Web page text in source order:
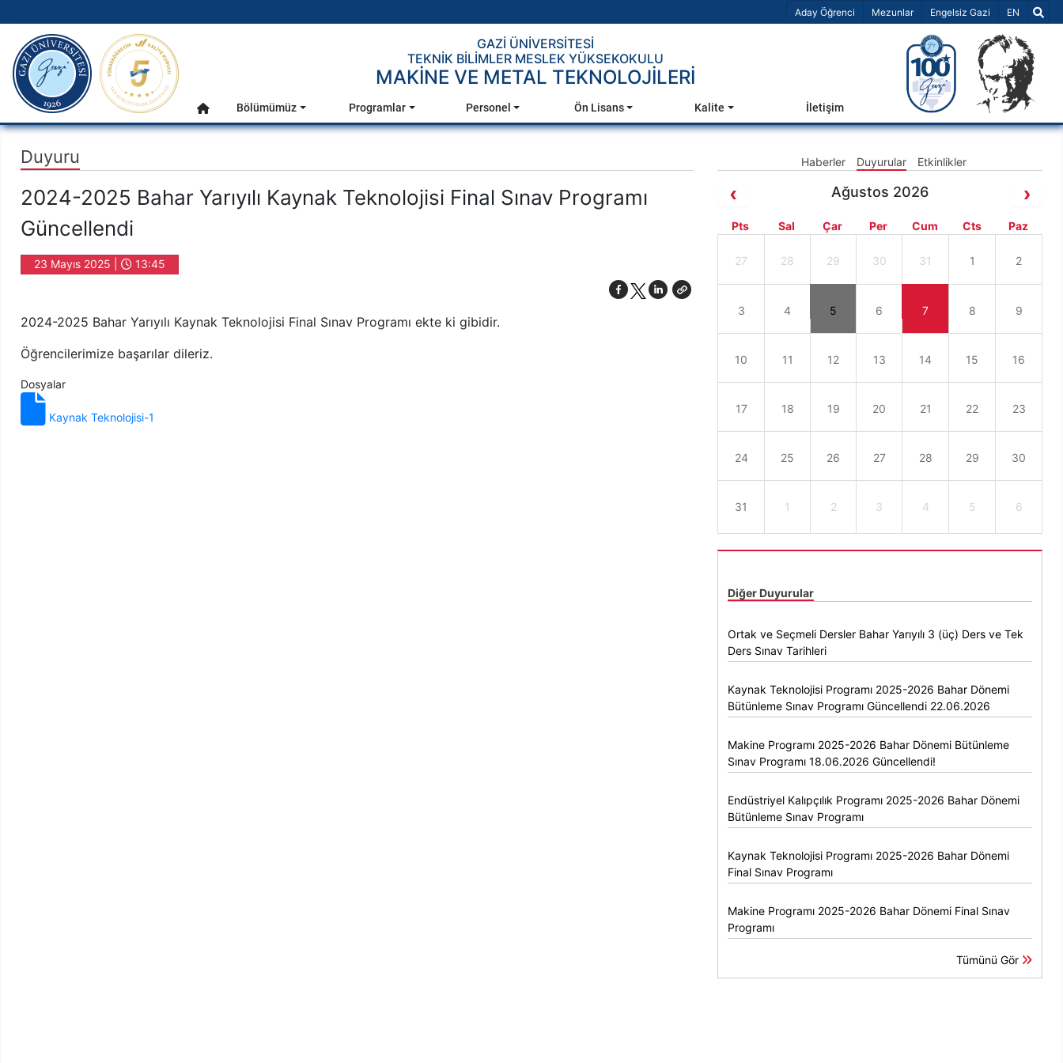
Aday Öğrenci Mezunlar Engelsiz Gazi Dil Seçiniz
EN
Ana Menü
gazi.edu.tr
GAZİ ÜNİVERSİTESİ
TEKNİK BİLİMLER MESLEK YÜKSEKOKULU
MAKİNE VE METAL TEKNOLOJİLERİ
Anasayfa
Bölümümüz Programlar Personel Ön Lisans Kalite İletişim
Duyuru Haberler Duyurular Etkinlikler
2024-2025 Bahar Yarıyılı Kaynak Teknolojisi Final Sınav Programı
Güncellendi
23 Mayıs 2025 | 13:45
2024-2025 Bahar Yarıyılı Kaynak Teknolojisi Final Sınav Programı ekte ki gibidir.
Öğrencilerimize başarılar dileriz.
Dosyalar
Kaynak Teknolojisi-1
Ağustos 2026
Pts Sal Çar Per Cum Cts Paz
27 28 29 30 31 1 2
3 4 5 6 7 8 9
10 11 12 13 14 15 16
17 18 19 20 21 22 23
24 25 26 27 28 29 30
31 1 2 3 4 5 6
Diğer Duyurular
Ortak ve Seçmeli Dersler Bahar Yarıyılı 3 (üç) Ders ve Tek
Ders Sınav Tarihleri
Kaynak Teknolojisi Programı 2025-2026 Bahar Dönemi
Bütünleme Sınav Programı Güncellendi 22.06.2026
Makine Programı 2025-2026 Bahar Dönemi Bütünleme
Sınav Programı 18.06.2026 Güncellendi!
Endüstriyel Kalıpçılık Programı 2025-2026 Bahar Dönemi
Bütünleme Sınav Programı
Kaynak Teknolojisi Programı 2025-2026 Bahar Dönemi
Final Sınav Programı
Makine Programı 2025-2026 Bahar Dönemi Final Sınav
Programı
Tümünü Gör